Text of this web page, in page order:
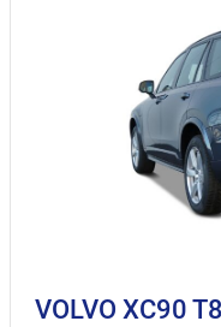
VOLVO XC90